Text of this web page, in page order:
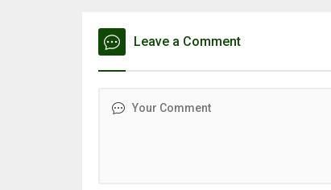
istasyonları ile entegrasyonu olan
ve İstanbul Havalimanı'na ...
Leave a Comment